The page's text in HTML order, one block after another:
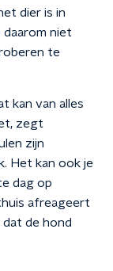
dier is in
daarom niet
te
kan van alles
zegt
zijn
Het kan ook je
dag op
afreageert
dat de hond